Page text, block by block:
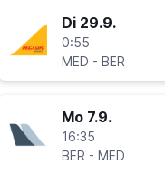
Di 29.9.
0:55
MED - BER
Mo 7.9.
16:35
BER - MED